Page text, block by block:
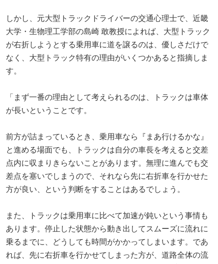
しかし、元大型トラックドライバーの交通心理士で、近畿
大学・生物理工学部の島崎 敢教授によれば、大型トラック
が右折しようとする乗用車に道を譲るのは、優しさだけで
なく、大型トラック特有の理由がいくつかあると指摘しま
す。
「まず一番の理由として考えられるのは、トラックは車体
が長いということです。
前方が詰まっているとき、乗用車なら『まあ行けるかな』
と進める場面でも、トラックは自分の車長を考えると交差
点内に収まりきらないことがあります。無理に進んでも交
差点を塞いでしまうので、それなら先に右折車を行かせた
方が良い、という判断をすることはあるでしょう。
また、トラックは乗用車に比べて加速が鈍いという事情も
あります。停止した状態から動き出してスムーズに流れに
乗るまでに、どうしても時間がかかってしまいます。であ
れば、先に右折車を行かせてしまった方が、道路全体の流